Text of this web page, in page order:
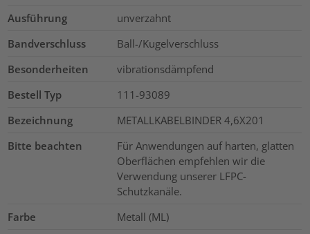
Ausführung
unverzahnt
Bandverschluss
Ball-/Kugelverschluss
Besonderheiten
vibrationsdämpfend
Bestell Typ
111-93089
Bezeichnung
METALLKABELBINDER 4,6X201
Bitte beachten
Für Anwendungen auf harten, glatten
Oberflächen empfehlen wir die
Verwendung unserer LFPC-
Schutzkanäle.
Farbe
Metall (ML)